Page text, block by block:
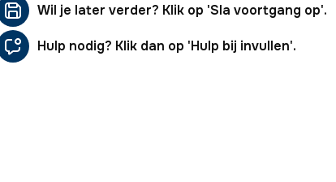
Wil je later verder? Klik op 'Sla voortgang op'.
Hulp nodig? Klik dan op 'Hulp bij invullen'.